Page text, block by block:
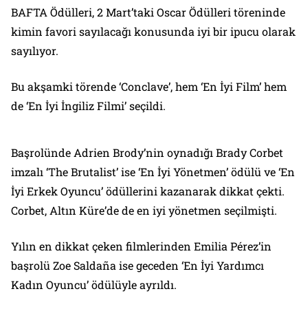
BAFTA Ödülleri, 2 Mart’taki Oscar Ödülleri töreninde
kimin favori sayılacağı konusunda iyi bir ipucu olarak
sayılıyor.
Bu akşamki törende ‘Conclave’, hem ‘En İyi Film’ hem
de ‘En İyi İngiliz Filmi’ seçildi.
Başrolünde Adrien Brody’nin oynadığı Brady Corbet
imzalı ‘The Brutalist’ ise ‘En İyi Yönetmen’ ödülü ve ‘En
İyi Erkek Oyuncu’ ödüllerini kazanarak dikkat çekti.
Corbet, Altın Küre’de de en iyi yönetmen seçilmişti.
Yılın en dikkat çeken filmlerinden Emilia Pérez’in
başrolü Zoe Saldaña ise geceden ‘En İyi Yardımcı
Kadın Oyuncu’ ödülüyle ayrıldı.